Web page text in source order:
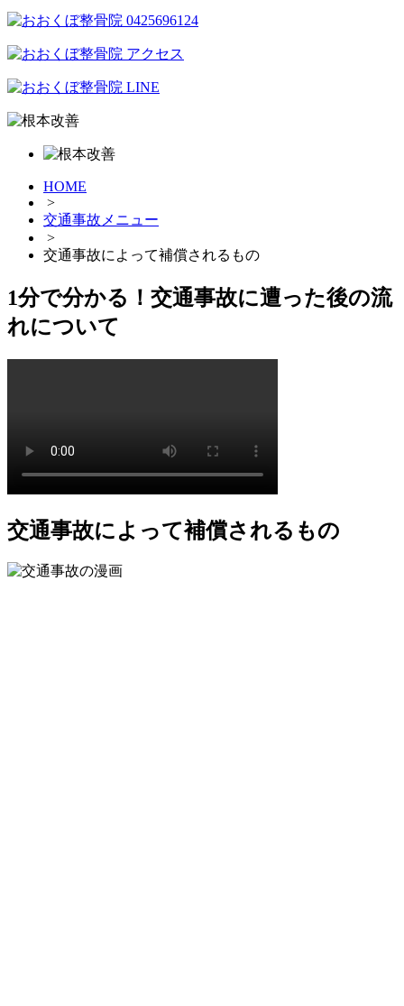
HOME
>
交通事故メニュー
>
交通事故によって補償されるもの
1分で分かる！交通事故に遭った後の流
れについて
交通事故によって補償されるもの